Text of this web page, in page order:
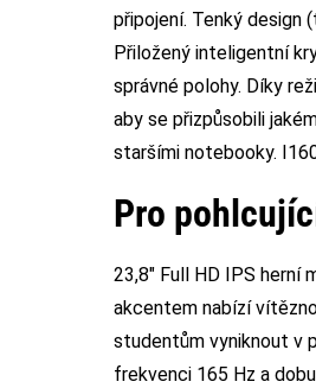
připojení. Tenký design
Přiložený inteligentní
správné polohy. Díky
aby se přizpůsobili
staršími notebooky.
Pro
23,8″ Full HD IPS herní
akcentem nabízí
studentům vyniknout v
frekvenci 165 Hz a